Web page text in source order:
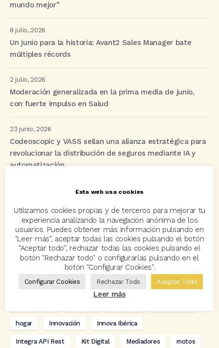
mundo mejor”
8 julio, 2026
Un junio para la historia: Avant2 Sales Manager bate
múltiples récords
2 julio, 2026
Moderación generalizada en la prima media de junio,
con fuerte impulso en Salud
23 junio, 2026
Codeoscopic y VASS sellan una alianza estratégica para
revolucionar la distribución de seguros mediante IA y
automatización
acuerdo Acuerdos Allianz asisa autos
Avant2 Avant2 Sales Manager ayudas Bcover
Codeoscopic Codeoscopic Academy
Codeoscopic Workspace Decesos
hogar Innovación Innova Ibérica
Integra API Rest Kit Digital Mediadores motos
Esta web usa cookies
Utilizamos cookies propias y de terceros para mejorar tu
experiencia analizando la navegación anónima de los
usuarios. Puedes obtener más información pulsando en
"Leer más", aceptar todas las cookies pulsando el botón
"Aceptar todo", rechazar todas las cookies pulsando el
botón "Rechazar todo" o configurarlas pulsando en el
botón "Configurar Cookies".
Configurar Cookies Rechazar Todo Aceptar Todo
Leer más